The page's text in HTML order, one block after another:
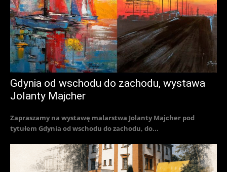
Gdynia od wschodu do zachodu, wystawa
Jolanty Majcher
Zapraszamy na wystawę malarstwa Jolanty Majcher pod
tytułem Gdynia od wschodu do zachodu, do...